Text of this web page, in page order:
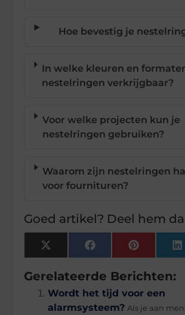
Hoe bevestig je
In welke kleuren en
nestelringen verkrijgbaar?
Voor welke projecten kun je
nestelringen gebruiken?
Waarom zijn nestelringen
voor fournituren?
Goed artikel? Deel hem
X
(Twitter)
FacebookPinterest
Gerelateerde Berichten:
Wordt het tijd voor een
alarmsysteem? Als je aan